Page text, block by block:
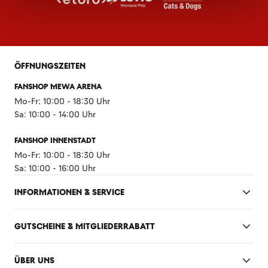
ÖFFNUNGSZEITEN
FANSHOP MEWA ARENA
Mo-Fr: 10:00 - 18:30 Uhr
Sa: 10:00 - 14:00 Uhr
FANSHOP INNENSTADT
Mo-Fr: 10:00 - 18:30 Uhr
Sa: 10:00 - 16:00 Uhr
INFORMATIONEN & SERVICE
GUTSCHEINE & MITGLIEDERRABATT
ÜBER UNS